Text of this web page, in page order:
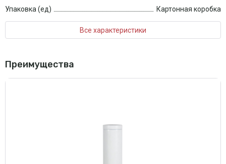
Упаковка (ед)
Картонная коробка
Все характеристики
Преимущества